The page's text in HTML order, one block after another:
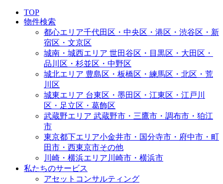
TOP
物件検索
都心エリア千代田区・中央区・港区・渋谷区・新
宿区・文京区
城南・城西エリア 世田谷区・目黒区・大田区・
品川区・杉並区・中野区
城北エリア 豊島区・板橋区・練馬区・北区・荒
川区
城東エリア 台東区・墨田区・江東区・江戸川
区・足立区・葛飾区
武蔵野エリア 武蔵野市・三鷹市・調布市・狛江
市
東京都下エリア小金井市・国分寺市・府中市・町
田市・西東京市その他
川崎・横浜エリア 川崎市・横浜市
私たちのサービス
アセットコンサルティング